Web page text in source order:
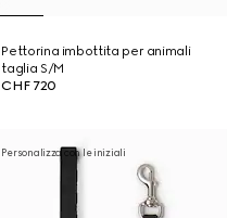
Pettorina imbottita per animali
taglia S/M
CHF 720
Personalizza con le iniziali